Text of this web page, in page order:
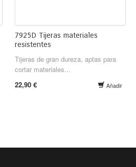
7925D Tijeras materiales
resistentes
Tijeras de gran dureza, aptas para
cortar materiales...
22,90 €
Añadir